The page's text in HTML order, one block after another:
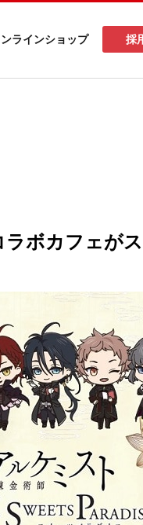
ラインショップ 採
ラボカフェが